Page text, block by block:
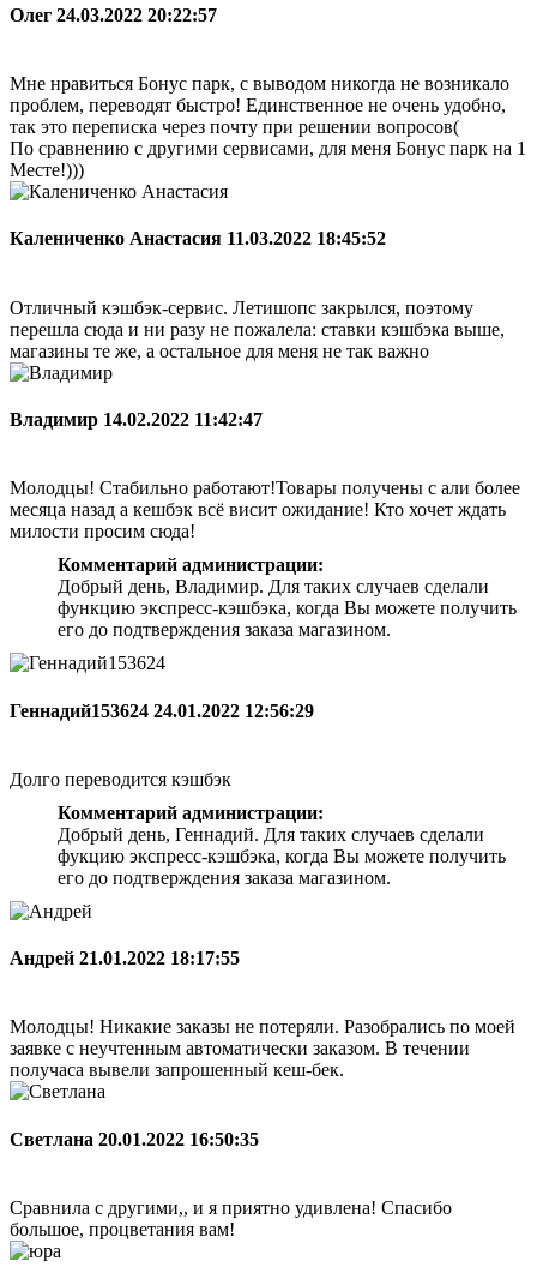
Олег 24.03.2022 20:22:57
Мне нравиться Бонус парк, с выводом никогда не возникало
проблем, переводят быстро! Единственное не очень удобно,
так это переписка через почту при решении вопросов(
По сравнению с другими сервисами, для меня Бонус парк на 1
Месте!)))
Калениченко Анастасия 11.03.2022 18:45:52
Отличный кэшбэк-сервис. Летишопс закрылся, поэтому
перешла сюда и ни разу не пожалела: ставки кэшбэка выше,
магазины те же, а остальное для меня не так важно
Владимир 14.02.2022 11:42:47
Молодцы! Стабильно работают!Товары получены с али более
месяца назад а кешбэк всё висит ожидание! Кто хочет ждать
милости просим сюда!
Комментарий администрации:
Добрый день, Владимир. Для таких случаев сделали
функцию экспресс-кэшбэка, когда Вы можете получить
его до подтверждения заказа магазином.
Геннадий153624 24.01.2022 12:56:29
Долго переводится кэшбэк
Комментарий администрации:
Добрый день, Геннадий. Для таких случаев сделали
фукцию экспресс-кэшбэка, когда Вы можете получить
его до подтверждения заказа магазином.
Андрей 21.01.2022 18:17:55
Молодцы! Никакие заказы не потеряли. Разобрались по моей
заявке с неучтенным автоматически заказом. В течении
получаса вывели запрошенный кеш-бек.
Светлана 20.01.2022 16:50:35
Сравнила с другими,, и я приятно удивлена! Спасибо
большое, процветания вам!